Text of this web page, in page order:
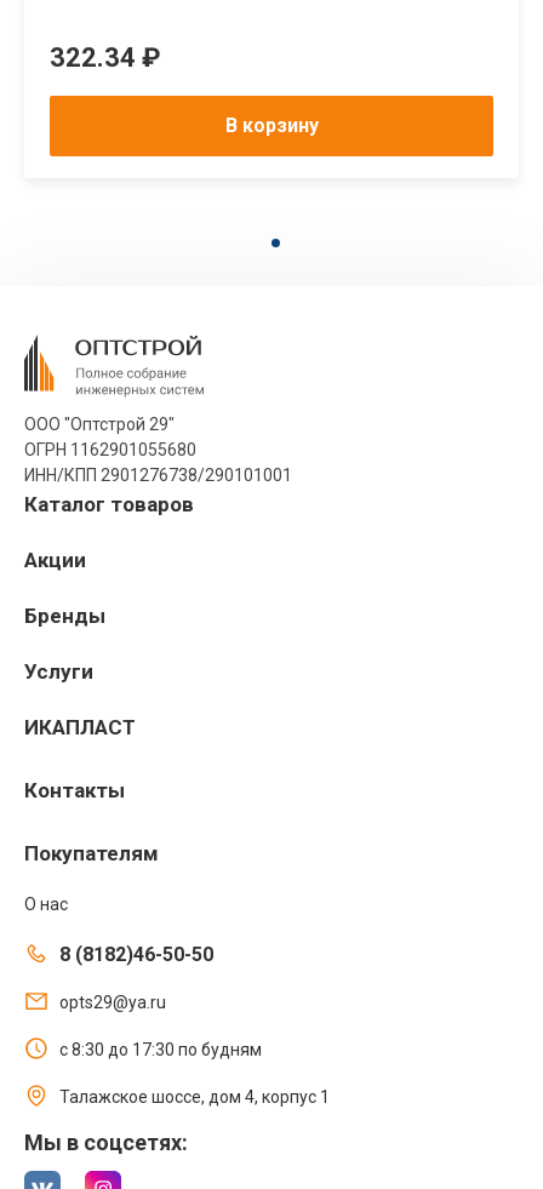
322.34 ₽
В корзину
ООО "Оптстрой 29"
ОГРН 1162901055680
ИНН/КПП 2901276738/290101001
Каталог товаров
Акции
Бренды
Услуги
ИКАПЛАСТ
Контакты
Покупателям
О нас
8 (8182)46-50-50
opts29@ya.ru
с 8:30 до 17:30 по будням
Талажское шоссе, дом 4, корпус 1
Мы в соцсетях: